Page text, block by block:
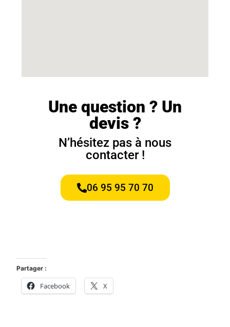
Une question ? Un
devis ?
N’hésitez pas à nous
contacter !
06 95 95 70 70
Partager :
Facebook X